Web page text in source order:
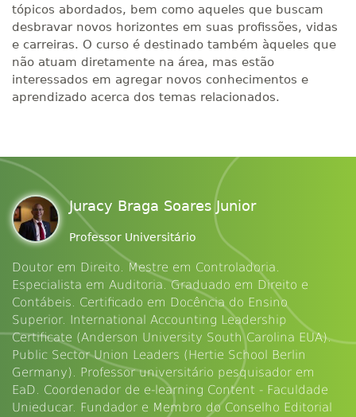
tópicos abordados, bem como aqueles que buscam
desbravar novos horizontes em suas profissões, vidas
e carreiras. O curso é destinado também àqueles que
não atuam diretamente na área, mas estão
interessados em agregar novos conhecimentos e
aprendizado acerca dos temas relacionados.
Juracy Braga Soares Junior
Professor Universitário
Doutor em Direito. Mestre em Controladoria.
Especialista em Auditoria. Graduado em Direito e
Contábeis. Certificado em Docência do Ensino
Superior. International Accounting Leadership
Certificate (Anderson University South Carolina EUA).
Public Sector Union Leaders (Hertie School Berlin
Germany). Professor universitário pesquisador em
EaD. Coordenador de e-learning Content - Faculdade
Unieducar. Fundador e Membro do Conselho Editorial